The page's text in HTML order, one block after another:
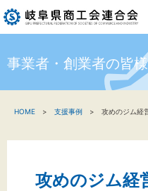
関係
事業者・創業者の皆
HOME 支援事例 攻めのジム経
攻めのジム経